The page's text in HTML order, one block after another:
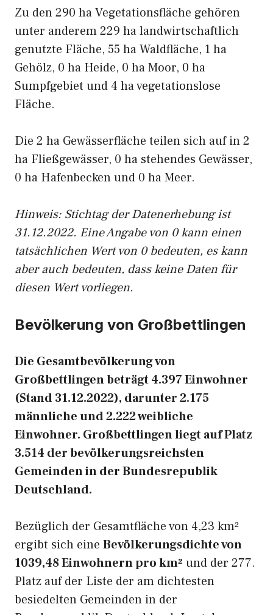
Zu den 290 ha Vegetationsfläche gehören
unter anderem 229 ha landwirtschaftlich
genutzte Fläche, 55 ha Waldfläche, 1 ha
Gehölz, 0 ha Heide, 0 ha Moor, 0 ha
Sumpfgebiet und 4 ha vegetationslose
Fläche.
Die 2 ha Gewässerfläche teilen sich auf in 2
ha Fließgewässer, 0 ha stehendes Gewässer,
0 ha Hafenbecken und 0 ha Meer.
Hinweis: Stichtag der Datenerhebung ist
31.12.2022. Eine Angabe von 0 kann einen
tatsächlichen Wert von 0 bedeuten, es kann
aber auch bedeuten, dass keine Daten für
diesen Wert vorliegen.
Bevölkerung von Großbettlingen
Die Gesamtbevölkerung von
Großbettlingen beträgt 4.397 Einwohner
(Stand 31.12.2022), darunter 2.175
männliche und 2.222 weibliche
Einwohner. Großbettlingen liegt auf Platz
3.514 der bevölkerungsreichsten
Gemeinden in der Bundesrepublik
Deutschland.
Bezüglich der Gesamtfläche von 4,23 km²
ergibt sich eine Bevölkerungsdichte von
1039,48 Einwohnern pro km² und der 277.
Platz auf der Liste der am dichtesten
besiedelten Gemeinden in der